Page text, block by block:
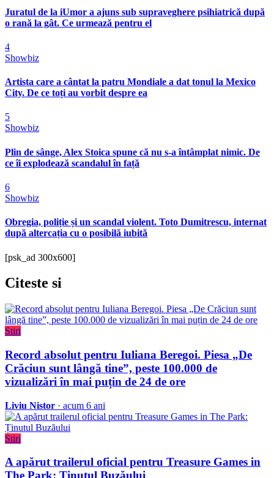
Juratul de la iUmor a ajuns sub supraveghere psihiatrică după
o rană la gât. Ce urmează pentru el
4
Showbiz
Artista care a cântat la patru Mondiale a dat tonul la Mexico
City. De ce toți au vorbit despre ea
5
Showbiz
Plin de sânge, Alex Stoica spune că nu s-a întâmplat nimic. De
ce îi explodează scandalul în față
6
Showbiz
Obregia, poliție și un scandal violent. Toto Dumitrescu, internat
după altercația cu o posibilă iubită
[psk_ad 300x600]
Citeste si
Stiri
Record absolut pentru Iuliana Beregoi. Piesa „De
Crăciun sunt lângă tine”, peste 100.000 de
vizualizări în mai puțin de 24 de ore
Liviu Nistor · acum 6 ani
Stiri
A apărut trailerul oficial pentru Treasure Games in